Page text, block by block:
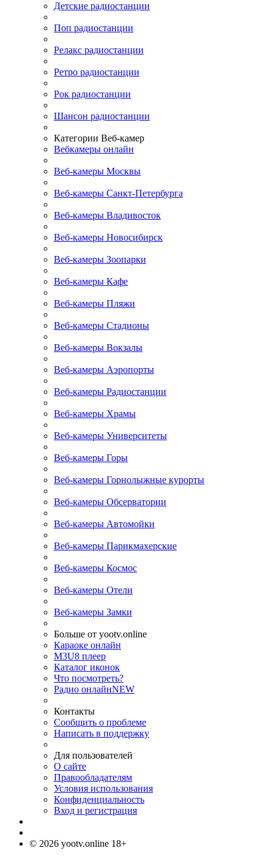
Детские радиостанции
Поп радиостанции
Релакс радиостанции
Ретро радиостанции
Рок радиостанции
Шансон радиостанции
Категории Веб-камер
Вебкамеры онлайн
Веб-камеры Москвы
Веб-камеры Санкт-Петербурга
Веб-камеры Владивосток
Веб-камеры Новосибирск
Веб-камеры Зоопарки
Веб-камеры Кафе
Веб-камеры Пляжи
Веб-камеры Стадионы
Веб-камеры Вокзалы
Веб-камеры Аэропорты
Веб-камеры Радиостанции
Веб-камеры Храмы
Веб-камеры Университеты
Веб-камеры Горы
Веб-камеры Горнолыжные курорты
Веб-камеры Обсерватории
Веб-камеры Автомойки
Веб-камеры Парикмахерские
Веб-камеры Космос
Веб-камеры Отели
Веб-камеры Замки
Больше от yootv.online
Караоке онлайн
M3U8 плеер
Каталог иконок
Что посмотреть?
Радио онлайнNEW
Контакты
Сообщить о проблеме
Написать в поддержку
Для пользователей
О сайте
Правообладателям
Условия использования
Конфиденциальность
Вход и регистрация
© 2026 yootv.online 18+